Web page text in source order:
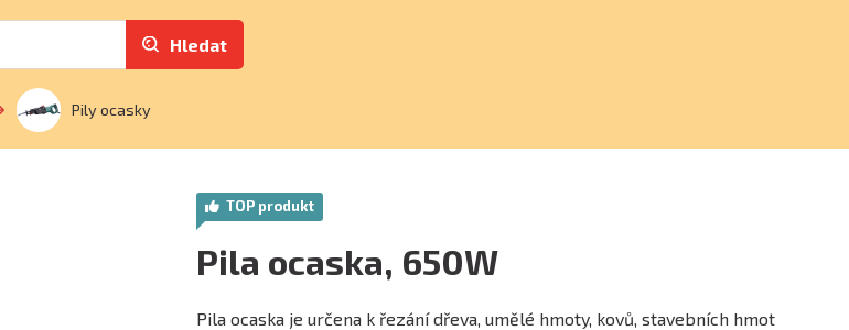
Hledat
Pily ocasky
TOP produkt
Pila ocaska, 650W
Pila ocaska je určena k řezání dřeva, umělé hmoty, kovů, stavebních hmot